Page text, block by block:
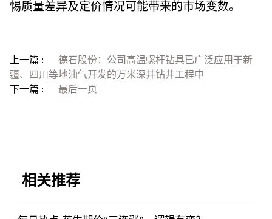
惕质量差异及定价情况可能带来的市场变数。
上一篇 :
德石股份：公司高温螺杆钻具已广泛应用于新
疆、四川等地油气开发的万米深井钻井工程中
下一篇 :
最后一页
相关推荐